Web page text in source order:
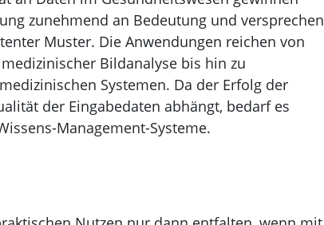
zunehmend an Bedeutung und versprechen
Muster. Die Anwendungen reichen von
Bildanalyse bis hin zu
Systemen. Da der Erfolg der
der Eingabedaten abhängt, bedarf es
Management-Systeme.